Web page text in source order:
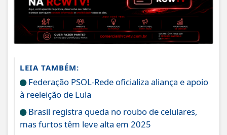
LEIA TAMBÉM:
Federação PSOL-Rede oficializa aliança e apoio
à reeleição de Lula
Brasil registra queda no roubo de celulares,
mas furtos têm leve alta em 2025